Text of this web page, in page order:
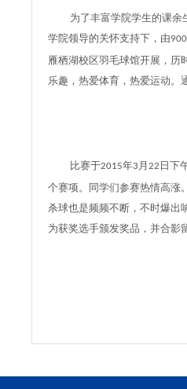
为了丰富学院学生的课余生
学院领导的关怀支持下，由
雁栖湖校区羽毛球馆开展，历
乐趣，热爱体育，热爱运动。
比赛于2015年3 月22 日下
个赛项。同学们参赛热情高涨
杀球也是频频不断，不时爆出
为获奖选手颁发奖品，并合影